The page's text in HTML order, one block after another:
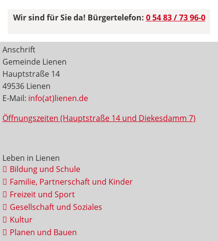
Wir sind für Sie da! Bürgertelefon: 0 54 83 / 73 96-0
Anschrift
Gemeinde Lienen
Hauptstraße 14
49536 Lienen
E-Mail: info(at)lienen.de
Öffnungszeiten (Hauptstraße 14 und Diekesdamm 7)
Leben in Lienen
Bildung und Schule
Familie, Partnerschaft und Kinder
Freizeit und Sport
Gesellschaft und Soziales
Kultur
Planen und Bauen